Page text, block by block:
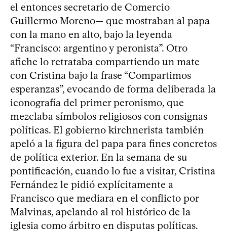
el entonces secretario de Comercio
Guillermo Moreno— que mostraban al papa
con la mano en alto, bajo la leyenda
“Francisco: argentino y peronista”. Otro
afiche lo retrataba compartiendo un mate
con Cristina bajo la frase “Compartimos
esperanzas”, evocando de forma deliberada la
iconografía del primer peronismo, que
mezclaba símbolos religiosos con consignas
políticas. El gobierno kirchnerista también
apeló a la figura del papa para fines concretos
de política exterior. En la semana de su
pontificación, cuando lo fue a visitar, Cristina
Fernández le pidió explícitamente a
Francisco que mediara en el conflicto por
Malvinas, apelando al rol histórico de la
iglesia como árbitro en disputas políticas.